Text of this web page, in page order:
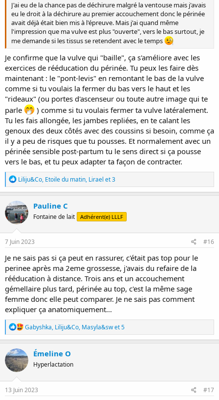
J'ai eu de la chance pas de déchirure malgré la ventouse mais j'avais
eu le droit à la déchirure au premier accouchement donc le périnée
avait déjà était bien mis à l'épreuve. Mais j'ai quand même
l'impression que ma vulve est plus "ouverte", vers le bas surtout, je
me demande si les tissus se retendent avec le temps
Je confirme que la vulve qui "baille", ça s'améliore avec les
exercices de rééducation du périnée. Tu peux les faire dès
maintenant : le "pont-levis" en remontant le bas de la vulve
comme si tu voulais la fermer du bas vers le haut et les
"rideaux" (ou portes d'ascenseur ou toute autre image qui te
parle
) comme si tu voulais fermer ta vulve latéralement.
Tu les fais allongée, les jambes repliées, en te calant les
genoux des deux côtés avec des coussins si besoin, comme ça
il y a peu de risques que tu pousses. Et normalement avec un
périnée sensible post-partum tu le sens direct si ça pousse
vers le bas, et tu peux adapter ta façon de contracter.
R
é
a
c
t
i
o
n
s
Liliju&Co, Etoile du matin, Lirael et 3
Pauline C
Fontaine de lait Adhérent(e) LLLF
7 Juin 2023 #16
Je ne sais pas si ça peut en rassurer, c'était pas top pour le
perinee après ma 2eme grossesse, j'avais du refaire de la
rééducation à distance. Trois ans et un accouchement
gémellaire plus tard, périnée au top, c'est la même sage
femme donc elle peut comparer. Je ne sais pas comment
expliquer ça anatomiquement...
R
é
a
t
i
n
s
Gabyshka, Liliju&Co, Masyla&swet 5
Émeline O
Hyperlactation
13 Juin 2023 #17